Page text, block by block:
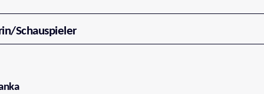
Tirol
Vorarlberg
Schauspieler